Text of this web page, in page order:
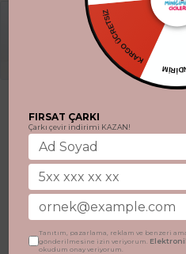
%20
KARGO ÜCRETSİZ
FIRSAT ÇARKI
Çarkı çevir indirimi KAZAN!
Tanıtım, pazarlama, reklam ve benzeri
gönderilmesine izin veriyorum.
okudum onay veriyorum.